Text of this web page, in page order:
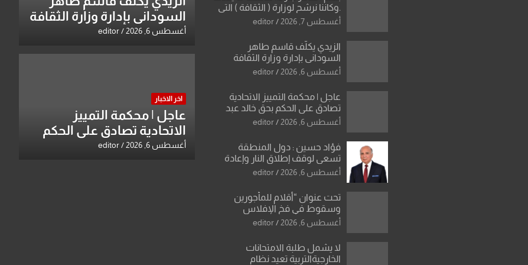
.وكاننا نرشح لوزارة ( الثقافة ) التي
ماتت من زمان وزير يمثلها من
العراقية..
أغسطس 7, 2026 editor
الزيدي يكلّف قاسم طاهر
السوداني بإدارة وزارة الثقافة
أغسطس 6, 2026 editor
عاجل | محكمة التمييز الاتحادية
تصادق على الحكم بحق خالد عبد
الواحد كبيان
أغسطس 6, 2026 editor
فؤاد حسين : دول المنطقة
تسعى لوقف إطلاق النار وإعادة
فتح مضيق هرمز .. والعراق يطرح
أغسطس 6, 2026 editor
تحت عنوان “أقلام للمأجورين
وسقوط في فخ الإفلاس
الإعلامي”: ردٌّ صريح على افتراءات
أغسطس 6, 2026 editor
لا يشمل طلبة الامتحانات
الخارجيةالتربية تعيد نظام
السوداني بإدارة وزارة الثقافة
أغسطس 6, 2026 editor
اخر الاخبار
عاجل | محكمة التمييز
الاتحادية تصادق على الحكم
بحق خالد عبد الواحد كبيان
أغسطس 6, 2026 editor